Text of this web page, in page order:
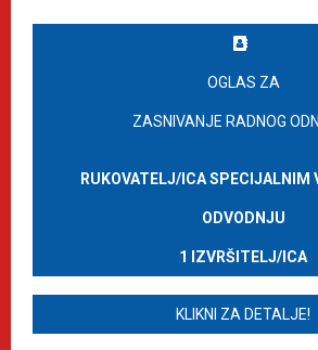
OGLAS ZA
ZASNIVANJE RADNOG
RUKOVATELJ/ICA SPECIJALNIM
ODVODNJU
1 IZVRŠITELJ/ICA
KLIKNI ZA DETALJE!